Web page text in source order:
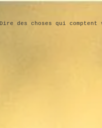
Dire des choses qui comptent